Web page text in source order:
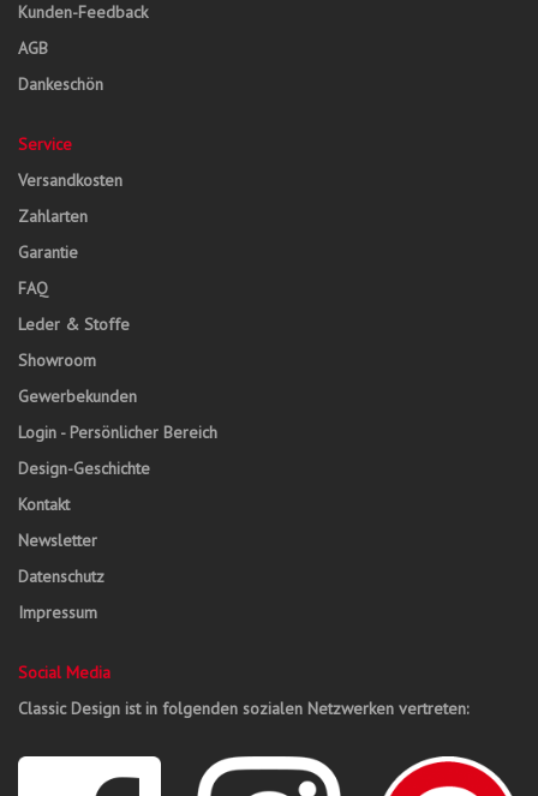
Kunden-Feedback
AGB
Dankeschön
Service
Versandkosten
Zahlarten
Garantie
FAQ
Leder & Stoffe
Showroom
Gewerbekunden
Login - Persönlicher Bereich
Design-Geschichte
Kontakt
Newsletter
Datenschutz
Impressum
Social Media
Classic Design ist in folgenden sozialen Netzwerken vertreten: